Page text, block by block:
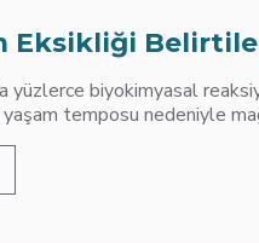
Eksikliği
yüzlerce biyokimyasal
temposu nedeniyle